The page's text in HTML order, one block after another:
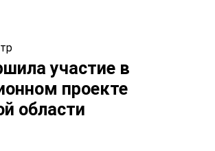
участие в
проекте
области